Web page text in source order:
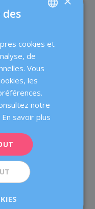
qui offre aux
dans les
et de la
pionnier dans
d’expérience. Nous
60 médecins et
est de prendre
les étapes de leur
médical de qualité
CATALÀ
DEUTSCH
ITALIANO
cookies et
de
Vous
les
notre
En savoir plus